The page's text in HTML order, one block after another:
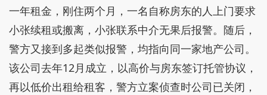
一年租金，刚住两个月，一名自称房东的人上门要求
小张续租或搬离，小张联系中介无果后报警。随后，
警方又接到多起类似报警，均指向同一家地产公司。
该公司去年12月成立，以高价与房东签订托管协议，
再以低价出租给租客，警方立案侦查时公司已关闭，